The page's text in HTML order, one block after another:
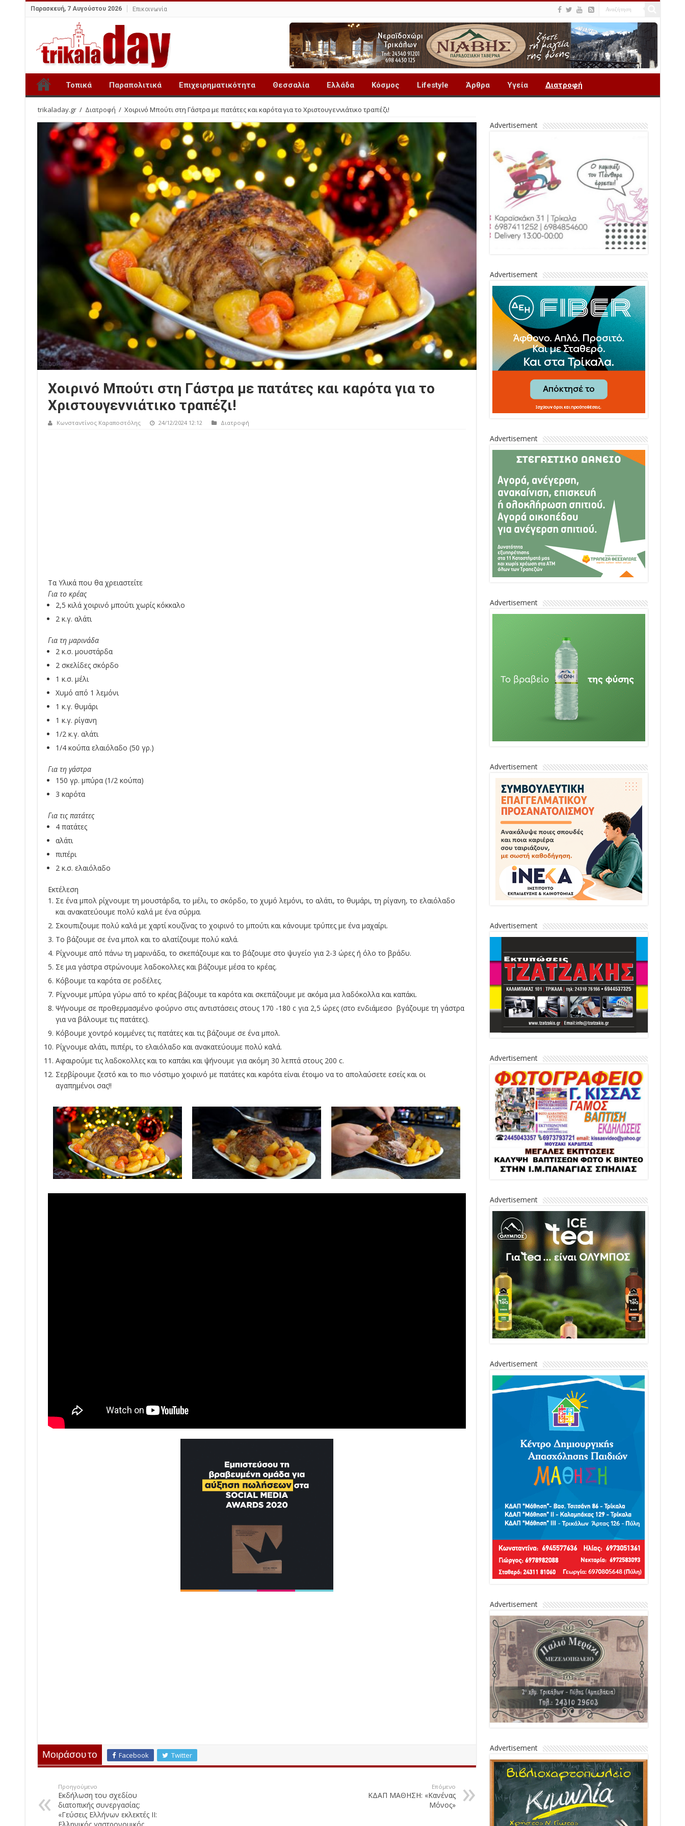
Παρασκευή, 7 Αυγούστου 2026 Επικοινωνία
Τοπικά Παραπολιτικά Επιχειρηματικότητα Θεσσαλία Ελλάδα Κόσμος Lifestyle Άρθρα Υγεία Διατροφή
trikaladay.gr / Διατροφή / Χοιρινό Μπούτι στη Γάστρα με πατάτες και καρότα για το Χριστουγεννιάτικο τραπέζι!
Χοιρινό Μπούτι στη Γάστρα με πατάτες και καρότα για το
Χριστουγεννιάτικο τραπέζι!
Κωνσταντίνος Καραποστόλης 24/12/2024 12:12 Διατροφή
Τα Υλικά που θα χρειαστείτε
Για το κρέας
2,5 κιλά χοιρινό μπούτι χωρίς κόκκαλο
2 κ.γ. αλάτι
Για τη μαρινάδα
2 κ.σ. μουστάρδα
2 σκελίδες σκόρδο
1 κ.σ. μέλι
Χυμό από 1 λεμόνι
1 κ.γ. θυμάρι
1 κ.γ. ρίγανη
1/2 κ.γ. αλάτι
1/4 κούπα ελαιόλαδο (50 γρ.)
Για τη γάστρα
150 γρ. μπύρα (1/2 κούπα)
3 καρότα
Για τις πατάτες
4 πατάτες
αλάτι
πιπέρι
2 κ.σ. ελαιόλαδο
Εκτέλεση
Σε ένα μπολ ρίχνουμε τη μουστάρδα, το μέλι, το σκόρδο, το χυμό λεμόνι, το αλάτι, το θυμάρι, τη ρίγανη, το ελαιόλαδο
και ανακατεύουμε πολύ καλά με ένα σύρμα.
Σκουπιζουμε πολύ καλά με χαρτί κουζίνας το χοιρινό το μπούτι και κάνουμε τρύπες με ένα μαχαίρι.
Το βάζουμε σε ένα μπολ και το αλατίζουμε πολύ καλά.
Ρίχνουμε από πάνω τη μαρινάδα, το σκεπάζουμε και το βάζουμε στο ψυγείο για 2-3 ώρες ή όλο το βράδυ.
Σε μια γάστρα στρώνουμε λαδοκολλες και βάζουμε μέσα το κρέας.
Κόβουμε τα καρότα σε ροδέλες.
Ρίχνουμε μπύρα γύρω από το κρέας βάζουμε τα καρότα και σκεπάζουμε με ακόμα μια λαδόκολλα και καπάκι.
Ψήνουμε σε προθερμασμένο φούρνο στις αντιστάσεις στους 170 -180 c για 2,5 ώρες (στο ενδιάμεσο βγάζουμε τη γάστρα
για να βάλουμε τις πατάτες).
Κόβουμε χοντρό κομμένες τις πατάτες και τις βάζουμε σε ένα μπολ.
Ρίχνουμε αλάτι, πιπέρι, το ελαιόλαδο και ανακατεύουμε πολύ καλά.
Αφαιρούμε τις λαδοκολλες και το καπάκι και ψήνουμε για ακόμη 30 λεπτά στους 200 c.
Σερβίρουμε ζεστό και το πιο νόστιμο χοιρινό με πατάτες και καρότα είναι έτοιμο να το απολαύσετε εσείς και οι
αγαπημένοι σας!!
Μοιράσου το Facebook Twitter
Προηγούμενο
Εκδήλωση του σχεδίου
διατοπικής συνεργασίας:
«Γεύσεις Ελλήνων εκλεκτές II:
Επόμενο
ΚΔΑΠ ΜΑΘΗΣΗ: «Κανένας
Μόνος»
Advertisement
Advertisement
Advertisement
Advertisement
Advertisement
Advertisement
Advertisement
Advertisement
Advertisement
Advertisement
Advertisement